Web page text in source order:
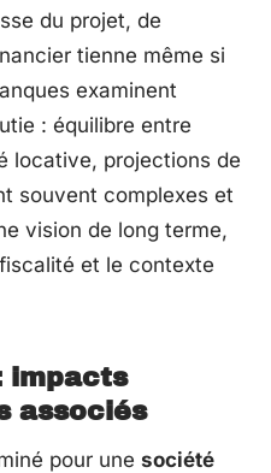
du projet, de
tienne même si
examinent
: équilibre entre
locative, projections de
souvent complexes et
vision de long terme,
et le contexte
impacts
associés
pour une société